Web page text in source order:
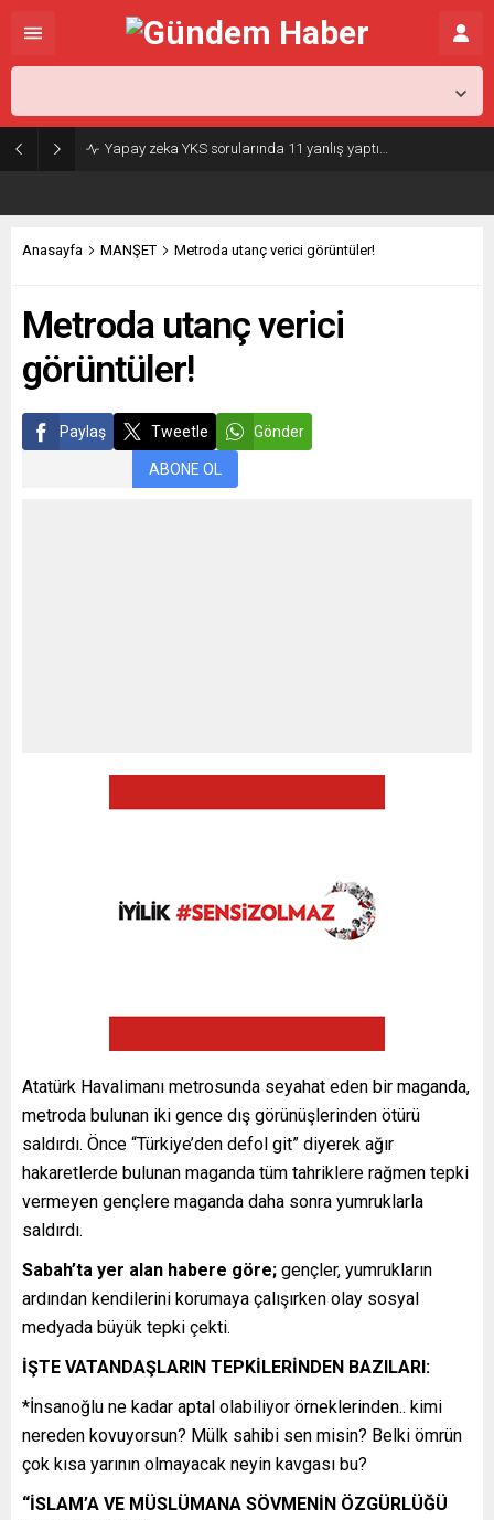
Yapay zeka YKS sorularında 11 yanlış yaptı…
Anasayfa MANŞET Metroda utanç verici görüntüler!
Metroda utanç verici
görüntüler!
Paylaş Tweetle Gönder
ABONE OL
Atatürk Havalimanı metrosunda seyahat eden bir maganda,
metroda bulunan iki gence dış görünüşlerinden ötürü
saldırdı. Önce “Türkiye’den defol git” diyerek ağır
hakaretlerde bulunan maganda tüm tahriklere rağmen tepki
vermeyen gençlere maganda daha sonra yumruklarla
saldırdı.
Sabah’ta yer alan habere göre; gençler, yumrukların
ardından kendilerini korumaya çalışırken olay sosyal
medyada büyük tepki çekti.
İŞTE VATANDAŞLARIN TEPKİLERİNDEN BAZILARI:
*İnsanoğlu ne kadar aptal olabiliyor örneklerinden.. kimi
nereden kovuyorsun? Mülk sahibi sen misin? Belki ömrün
çok kısa yarının olmayacak neyin kavgası bu?
“İSLAM’A VE MÜSLÜMANA SÖVMENİN ÖZGÜRLÜĞÜ